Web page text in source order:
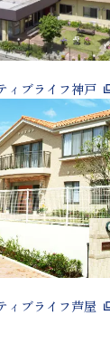
ィブライフ神戸
ィブライフ芦屋